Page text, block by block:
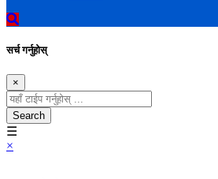
सर्च गर्नुहोस्
×
Search
☰
×